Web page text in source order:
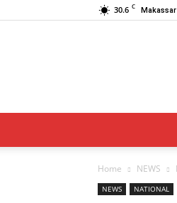
30.6 C Makassar
Home NEWS
NEWS NATIONAL